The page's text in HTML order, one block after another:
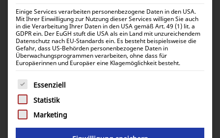
Einige Services verarbeiten personenbezogene Daten in den USA.
Mit Ihrer Einwilligung zur Nutzung dieser Services willigen Sie auch
in die Verarbeitung Ihrer Daten in den USA gemäß Art. 49 (1) lit. a
GDPR ein. Der EuGH stuft die USA als ein Land mit unzureichendem
Datenschutz nach EU-Standards ein. Es besteht beispielsweise die
Gefahr, dass US-Behörden personenbezogene Daten in
Überwachungsprogrammen verarbeiten, ohne dass für
Europäerinnen und Europäer eine Klagemöglichkeit besteht.
Es folgt eine Liste der Service-Gruppen, für die eine
Essenziell
Statistik
Marketing